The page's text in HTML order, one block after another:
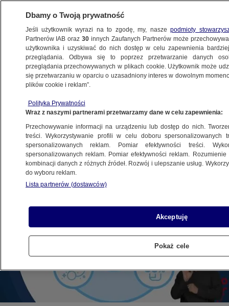
METEO
NAJNOWSZE
koronawirusem na świecie
31.07.2020, 20:35
Udostępnij
Dbamy o Twoją prywatność
Jeśli użytkownik wyrazi na to zgodę, my, naszepodmioty
Partnerów IAB oraz30 innych Zaufanych Partnerów może
użytkownika i uzyskiwać do nich dostęp w celu zapewnienia
przeglądania. Odbywa się to poprzez przetwarzanie danych
przeglądania przechowywanych w plikach cookie. Użytkownik może
się przetwarzaniu w oparciu o uzasadniony interes w dowolnym
plików cookie i reklam”.
Polityka Prywatności
Wraz z naszymi partnerami przetwarzamy dane w celu zapewnienia:
Przechowywanie informacji na urządzeniu lub dostęp do nich.
treści. Wykorzystywanie profili w celu doboru spersonalizowanych
spersonalizowanych reklam. Pomiar efektywności treści.
spersonalizowanych reklam. Pomiar efektywności reklam.
kombinacji danych z różnych źródeł. Rozwój i ulepszanie usług.
do wyboru reklam.
Lista partnerów (dostawców)
Akceptuję
Pokaż cele